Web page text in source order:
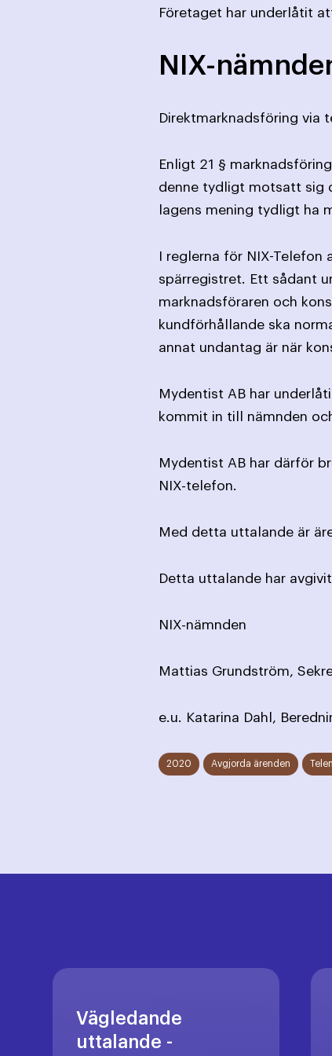
Företaget har underlåtit
NIX-
Direktmarknadsföring via
Enligt 21 §
denne tydligt motsatt sig
lagens mening tydligt ha
I reglerna för NIX-
spärregistret. Ett sådant
marknads­föraren och
kund­förhållande ska
annat undantag är när
Mydentist AB har
kommit in till nämnden
Mydentist AB har därför
NIX-telefon.
Med detta uttalande är
Detta uttalande har
NIX-nämnden
Mattias Grundström,
e.u. Katarina Dahl,
2020 Avgjorda ärenden
Vägledande
uttalande -